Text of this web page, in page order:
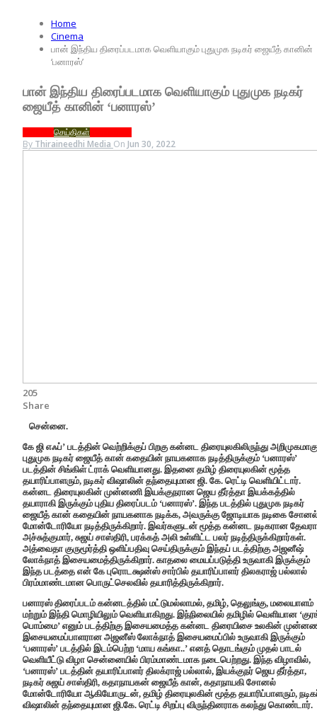
Home
Cinema
பான் இந்திய திரைப்படமாக வெளியாகும் புதுமுக நடிகர் ஜையீத் கானின்
‘பனாரஸ்’
பான் இந்திய திரைப்படமாக வெளியாகும் புதுமுக நடிகர்
ஜையீத் கானின் ‘பனாரஸ்’
செய்திகள்
By Thiraineedhi Media On Jun 30, 2022
205
Share
சென்னை.
கே ஜி எஃப்’ படத்தின் வெற்றிக்குப் பிறகு கன்னட திரையுலகிலிருந்து
புதுமுக நடிகர் ஜையீத் கான் கதையின் நாயகனாக நடித்திருக்கும் ‘பனாரஸ்’
படத்தின் சிங்கிள் ட்ராக் வெளியானது. இதனை தமிழ் திரையுலகின் மூத்த
தயாரிப்பாளரும், நடிகர் விஷாலின் தந்தையுமான ஜி. கே. ரெட்டி வெளியிட்டார்.
கன்னட திரையுலகின் முன்னணி இயக்குநரான ஜெய தீர்த்தா இயக்கத்தில்
தயாராகி இருக்கும் புதிய திரைப்படம் ‘பனாரஸ்’. இந்த படத்தில் புதுமுக நடிகர்
ஜையீத் கான் கதையின் நாயகனாக நடிக்க, அவருக்கு ஜோடியாக நடிகை
மோன்டோரியோ நடித்திருக்கிறார். இவர்களுடன் மூத்த கன்னட நடிகரான
அச்சுத்குமார், சுஜய் சாஸ்திரி, பரக்கத் அலி உள்ளிட்ட பலர் நடித்திருக்கிறார்கள்.
அத்வைதா குருமூர்த்தி ஒளிப்பதிவு செய்திருக்கும் இந்தப் படத்திற்கு அஜனீஷ்
லோக்நாத் இசையமைத்திருக்கிறார். காதலை மையப்படுத்தி உருவாகி இருக்கும்
இந்த படத்தை என் கே புரொடக்ஷன்ஸ் சார்பில் தயாரிப்பாளர் திலகராஜ் பல்லால்
பிரம்மாண்டமான பொருட்செலவில் தயாரித்திருக்கிறார்.
பனாரஸ் திரைப்படம் கன்னடத்தில் மட்டுமல்லாமல், தமிழ், தெலுங்கு, மலையாளம்
மற்றும் இந்தி மொழியிலும் வெளியாகிறது. இந்நிலையில் தமிழில் வெளியான
பொம்மை’ எனும் படத்திற்கு இசையமைத்த கன்னட திரையிசை உலகின்
இசையமைப்பாளரான அஜனீஸ் லோக்நாத் இசையமைப்பில் உருவாகி இருக்கும்
‘பனாரஸ்’ படத்தில் இடம்பெற்ற ‘மாய கங்கா..’ எனத் தொடங்கும் முதல் பாடல்
வெளியீட்டு விழா சென்னையில் பிரம்மாண்டமாக நடைபெற்றது. இந்த விழாவில்,
‘பனாரஸ்’ படத்தின் தயாரிப்பாளர் திலக்ராஜ் பல்லால், இயக்குநர் ஜெய தீர்த்தா,
நடிகர் சுஜய் சாஸ்திரி, கதாநாயகன் ஜையீத் கான், கதாநாயகி சோனல்
மோன்டோரியோ ஆகியோருடன், தமிழ் திரையுலகின் மூத்த தயாரிப்பாளரும்,
விஷாலின் தந்தையுமான ஜி.கே. ரெட்டி சிறப்பு விருந்தினராக கலந்து கொண்டார்.